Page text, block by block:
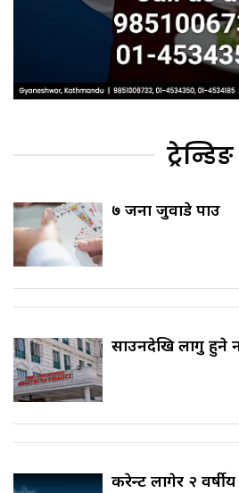
ट्रेन्डिङ
७ जना जुवाडे पक्राउ
साउनदेखि लागु हुने
करेन्ट लागेर २